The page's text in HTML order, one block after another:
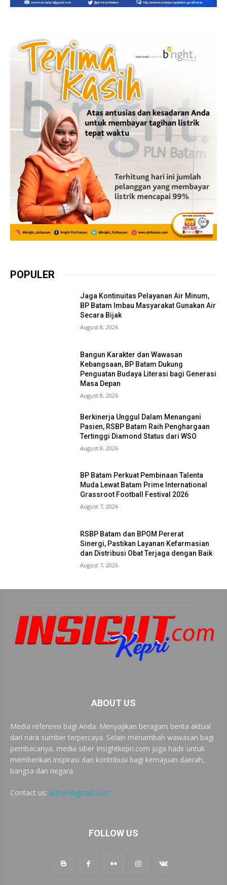
POPULER
Jaga Kontinuitas Pelayanan Air Minum,
BP Batam Imbau Masyarakat Gunakan Air
Secara Bijak
August 8, 2026
Bangun Karakter dan Wawasan
Kebangsaan, BP Batam Dukung
Penguatan Budaya Literasi bagi Generasi
Masa Depan
August 8, 2026
Berkinerja Unggul Dalam Menangani
Pasien, RSBP Batam Raih Penghargaan
Tertinggi Diamond Status dari WSO
August 8, 2026
BP Batam Perkuat Pembinaan Talenta
Muda Lewat Batam Prime International
Grassroot Football Festival 2026
August 7, 2026
RSBP Batam dan BPOM Pererat
Sinergi, Pastikan Layanan Kefarmasian
dan Distribusi Obat Terjaga dengan Baik
August 7, 2026
ABOUT US
Media referensi bagi Anda. Menyajikan beragam berita aktual
dari nara sumber terpercaya. Selain menambah wawasan bagi
pembacanya, media siber Insightkepri.com juga hadir untuk
memberikan inspirasi dan kontribusi bagi kemajuan daerah,
bangsa dan negara.
Contact us: admin@gmail.com
FOLLOW US